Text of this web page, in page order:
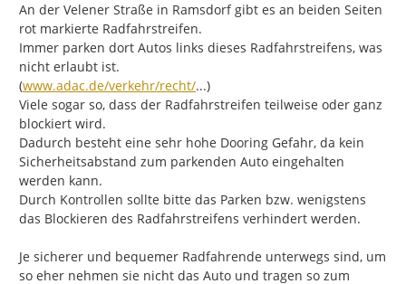
An der Velener Straße in Ramsdorf gibt es an beiden Seiten
rot markierte Radfahrstreifen.
Immer parken dort Autos links dieses Radfahrstreifens, was
nicht erlaubt ist.
(https://
www.adac.de/verkehr/recht/verkehrsvorschriften-
...)
Viele sogar so, dass der Radfahrstreifen teilweise oder ganz
blockiert wird.
Dadurch besteht eine sehr hohe Dooring Gefahr, da kein
Sicherheitsabstand zum parkenden Auto eingehalten
werden kann.
Durch Kontrollen sollte bitte das Parken bzw. wenigstens
das Blockieren des Radfahrstreifens verhindert werden.
Je sicherer und bequemer Radfahrende unterwegs sind, um
so eher nehmen sie nicht das Auto und tragen so zum